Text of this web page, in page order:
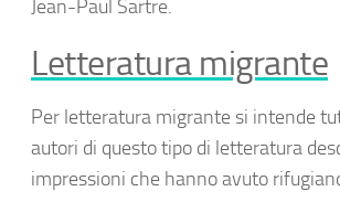
Jean-Paul Sartre.
Letteratura migrante
Per letteratura migrante si intende
autori di questo tipo di letteratura
impressioni che hanno avuto